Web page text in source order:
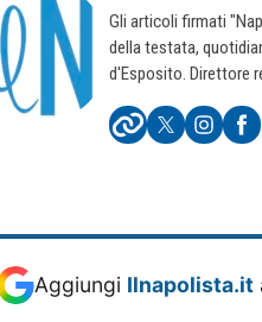
Gli articoli firmati
della testata,
d'Esposito. Direttore
Aggiungi Ilnapolista.it